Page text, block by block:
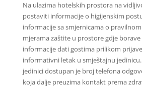
Na ulazima hotelskih prostora na
postaviti informacije o higijenskim
informacije sa smjernicama o
mjerama zaštite u prostore gdje borave
informacije dati gostima prilikom
informativni letak u smještajnu
jedinici dostupan je broj telefona
koja dalje preuzima kontakt prema